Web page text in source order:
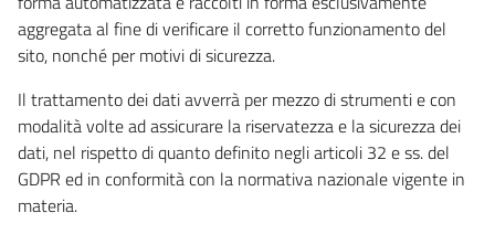
aggregata al fine di verificare il corretto funzionamento del
sito, nonché per motivi di sicurezza.
Il trattamento dei dati avverrà per mezzo di strumenti e con
modalità volte ad assicurare la riservatezza e la sicurezza dei
dati, nel rispetto di quanto definito negli articoli 32 e ss. del
GDPR ed in conformità con la normativa nazionale vigente in
materia.